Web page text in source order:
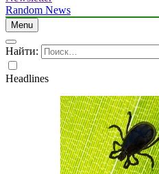
Random News
Menu
Найти:
Headlines